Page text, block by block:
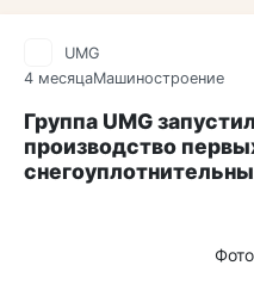
UMG
4 месяцаМашиностроение
Группа UMG
производство